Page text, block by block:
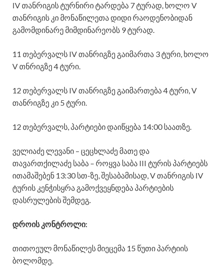
IV თანრიგის ტურნირი ტარდება 7 ტურად, ხოლო V
თანრიგის კი მონაწილეთა დიდი რაოდენობიდან
გამომდინარე მიმდინარეობს 9 ტურად.
11 თებერვალს IV თანრიგზე გაიმართა 3 ტური, ხოლო
V თნრიგზე 4 ტური.
12 თებერვალს IV თანრიგზე გაიმართება 4 ტური, V
თანრიგზე კი 5 ტური.
12 თებერვალს, პარტიები დაიწყება 14:00 საათზე.
ველიაძე ლევანი – ცეცხლაძე მათე და
თავართქილაძე საბა – როყვა საბა III ტურის პარტიებს
ითამაშებენ 13:30 სთ-ზე, შესაბამისად, V თანრიგის IV
ტურის კენჭისყრა გამოქვეყნდება პარტიების
დასრულების შემდეგ.
დროის კონტროლი:
თითოეულ მონაწილეს მიეცემა 15 წუთი პარტიის
ბოლომდე.